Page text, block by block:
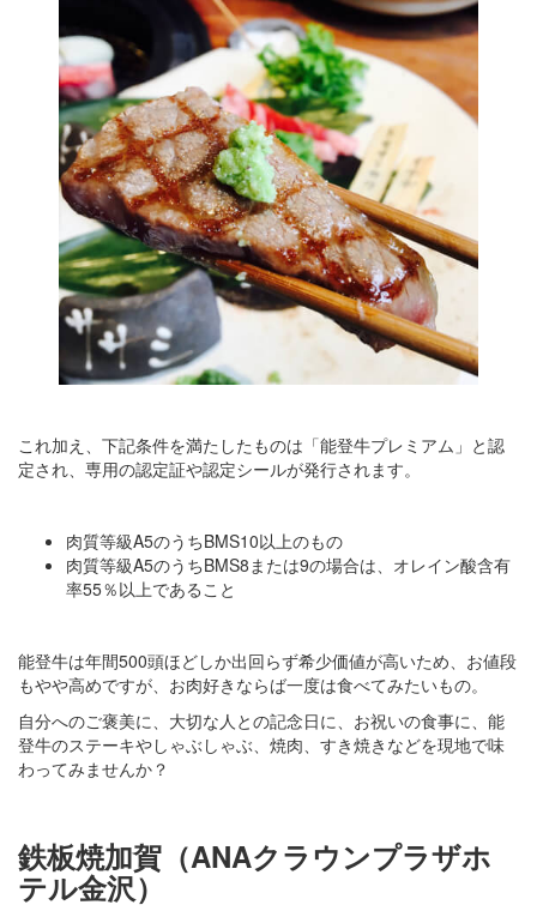
これ加え、下記条件を満たしたものは「能登牛プレミアム」と認
定され、専用の認定証や認定シールが発行されます。
肉質等級A5のうちBMS10以上のもの
肉質等級A5のうちBMS8または9の場合は、オレイン酸含有
率55％以上であること
能登牛は年間500頭ほどしか出回らず希少価値が高いため、お値段
もやや高めですが、お肉好きならば一度は食べてみたいもの。
自分へのご褒美に、大切な人との記念日に、お祝いの食事に、能
登牛のステーキやしゃぶしゃぶ、焼肉、すき焼きなどを現地で味
わってみませんか？
鉄板焼加賀（ANAクラウンプラザホ
テル金沢）